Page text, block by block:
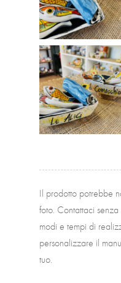
Il prodotto potrebbe
foto. Contattaci
modi e tempi di
personalizzare il
tuo.